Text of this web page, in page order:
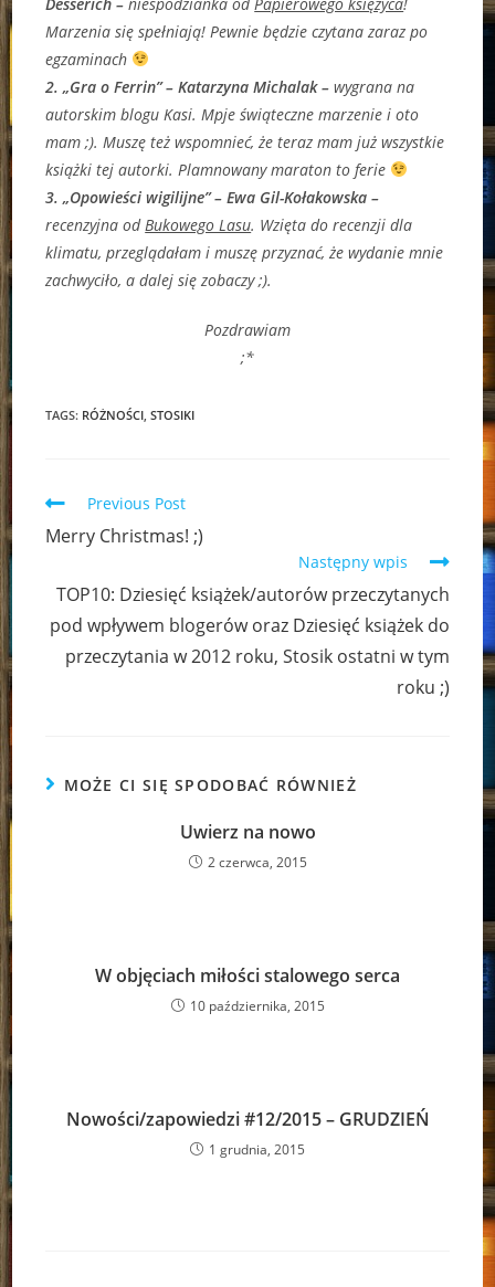
Marzenia się spełniają! Pewnie będzie czytana zaraz po
egzaminach
2. „Gra o Ferrin” – Katarzyna Michalak –wygrana na
autorskim blogu Kasi. Mpje świąteczne marzenie i oto
mam ;). Muszę też wspomnieć, że teraz mam już wszystkie
książki tej autorki. Plamnowany maraton to ferie
3. „Opowieści wigilijne” – Ewa Gil-Kołakowska –
recenzyjna od Bukowego Lasu. Wzięta do recenzji dla
klimatu, przeglądałam i muszę przyznać, że wydanie mnie
zachwyciło, a dalej się zobaczy ;).
Pozdrawiam
;*
TAGS: RÓŻNOŚCI STOSIKI
Read
articles
Previous Post
Merry Christmas! ;)
Następny wpis
TOP10: Dziesięć książek/autorów przeczytanych
pod wpływem blogerów oraz Dziesięć książek do
przeczytania w 2012 roku, Stosik ostatni w tym
roku ;)
MOŻE CI SIĘ SPODOBAĆ RÓWNIEŻ
Uwierz na nowo
2 czerwca, 2015
W objęciach miłości stalowego serca
10 października, 2015
Nowości/zapowiedzi #12/2015 – GRUDZIEŃ
1 grudnia, 2015